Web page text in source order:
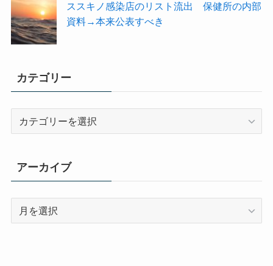
ススキノ感染店のリスト流出 保健所の内部
資料→本来公表すべき
カテゴリー
リ
ー
アーカイブ